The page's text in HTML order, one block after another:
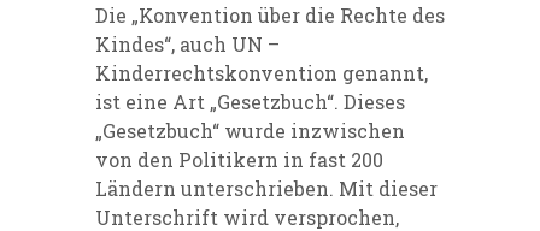
Die „Konvention über die Rechte des
Kindes“, auch UN –
Kinderrechtskonvention genannt,
ist eine Art „Gesetzbuch“. Dieses
„Gesetzbuch“ wurde inzwischen
von den Politikern in fast 200
Ländern unterschrieben. Mit dieser
Unterschrift wird versprochen,